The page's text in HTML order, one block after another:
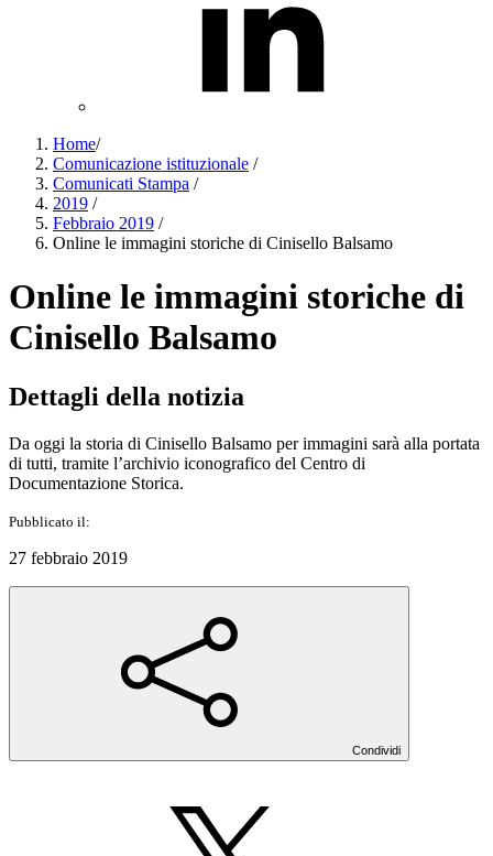
Home/
Comunicazione istituzionale /
Comunicati Stampa /
2019 /
Febbraio 2019 /
Online le immagini storiche di Cinisello Balsamo
Online le immagini storiche di
Cinisello Balsamo
Dettagli della notizia
Da oggi la storia di Cinisello Balsamo per immagini sarà alla portata
di tutti, tramite l’archivio iconografico del Centro di
Documentazione Storica.
Pubblicato il:
27 febbraio 2019
Condividi